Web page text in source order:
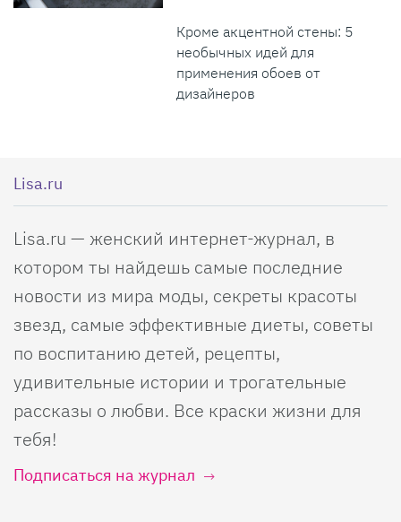
Кроме акцентной стены: 5
необычных идей для
применения обоев от
дизайнеров
Lisa.ru
Lisa.ru — женский интернет-журнал, в
котором ты найдешь самые последние
новости из мира моды, секреты красоты
звезд, самые эффективные диеты, советы
по воспитанию детей, рецепты,
удивительные истории и трогательные
рассказы о любви. Все краски жизни для
тебя!
Подписаться на журнал